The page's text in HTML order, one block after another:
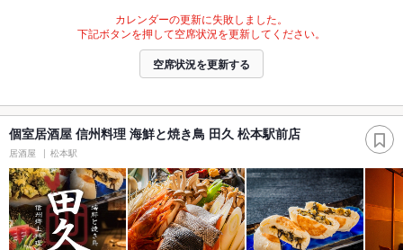
カレンダーの更新に失敗しました。
下記ボタンを押して空席状況を更新してください。
空席状況を更新する
個室居酒屋 信州料理 海鮮と焼き鳥 田久 松本駅前店
居酒屋 松本駅